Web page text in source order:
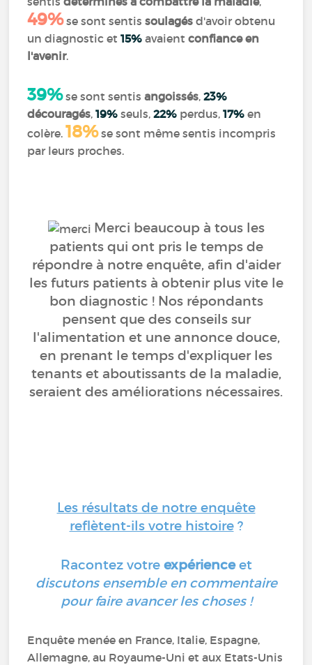
49%se sont sentissoulagés d'avoir obtenu
un diagnostic et15% avaientconfiance en
l'avenir.
39%se sont sentisangoissés, 23%
découragés,19% seuls,22% perdus,17% en
colère. 18%se sont même sentis incompris
par leurs proches.
Merci beaucoup à tous les
patients qui ont pris le temps de
répondre à notre enquête, afin d'aider
les futurs patients à obtenir plus vite le
bon diagnostic ! Nos répondants
pensent que des conseils sur
l'alimentation et une annonce douce,
en prenant le temps d'expliquer les
tenants et aboutissants de la maladie,
seraient des améliorations nécessaires.
Les résultats de notre enquête
reflètent-ils votre histoire?
Racontez votre expérienceet
discutons ensemble en commentaire
pour faire avancer les choses !
Enquête menée en France, Italie, Espagne,
Allemagne, au Royaume-Uni et aux Etats-Unis